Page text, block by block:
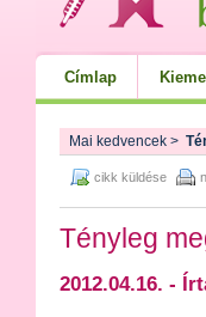
Címlap
Mai kedvencek >
cikk küldése
Tényleg
2012.04.16. -